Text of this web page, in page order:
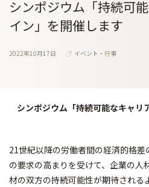
シンポジウム「持続可
イン」を開催します
2022年10月17日
イベント・行事
シンポジウム「持続可能なキャリ
21世紀以降の労働者間の経済的格
の要求の高まりを受けて、企業の人
材の双方の持続可能性が期待される